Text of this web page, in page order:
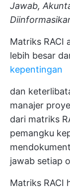
Jawab,
Matriks RACI
lebih besar
kepentingan
dan
manajer
dari matriks
pemangku
jawab setiap
Matriks RACI